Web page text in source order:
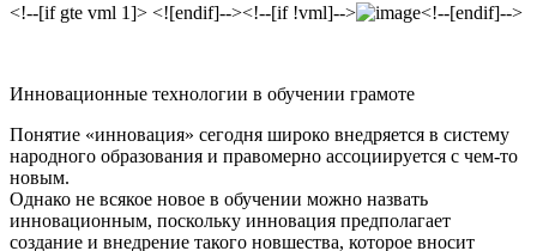
<!--[if gte vml 1]> <![endif]--><!--[if !vml]-->
<!--[endif]-->
Инновационные технологии в обучении грамоте
Понятие «инновация» сегодня широко внедряется в систему
народного образования и правомерно ассоциируется с чем-то
новым.
Однако не всякое новое в обучении можно назвать
инновационным, поскольку инновация предполагает
создание и внедрение такого новшества, которое вносит